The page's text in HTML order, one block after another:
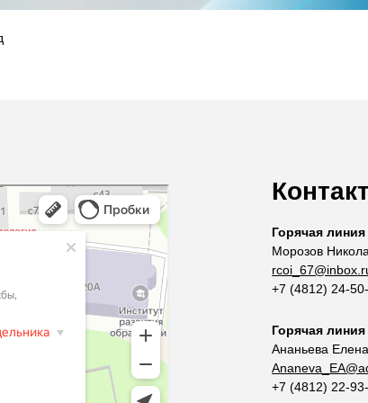
Горячая
Морозов
+7 (4812) 24-
Горячая
Ананьева
+7 (4812) 22-